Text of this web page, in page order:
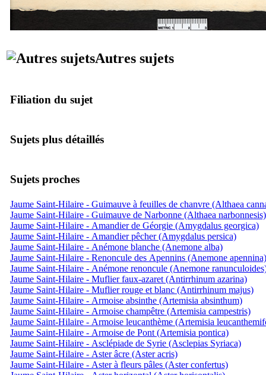
Autres sujets
Filiation du sujet
Sujets plus détaillés
Sujets proches
Jaume Saint-Hilaire - Guimauve à feuilles de chanvre (Althaea
Jaume Saint-Hilaire - Guimauve de Narbonne (Althaea narbonnesis)
Jaume Saint-Hilaire - Amandier de Géorgie (Amygdalus georgica)
Jaume Saint-Hilaire - Amandier pêcher (Amygdalus persica)
Jaume Saint-Hilaire - Anémone blanche (Anemone alba)
Jaume Saint-Hilaire - Renoncule des Apennins (Anemone apennina)
Jaume Saint-Hilaire - Anémone renoncule (Anemone
Jaume Saint-Hilaire - Muflier faux-azaret (Antirrhinum azarina)
Jaume Saint-Hilaire - Muflier rouge et blanc (Antirrhinum majus)
Jaume Saint-Hilaire - Armoise absinthe (Artemisia absinthum)
Jaume Saint-Hilaire - Armoise champêtre (Artemisia campestris)
Jaume Saint-Hilaire - Armoise leucanthème (Artemisia
Jaume Saint-Hilaire - Armoise de Pont (Artemisia pontica)
Jaume Saint-Hilaire - Asclépiade de Syrie (Asclepias Syriaca)
Jaume Saint-Hilaire - Aster âcre (Aster acris)
Jaume Saint-Hilaire - Aster à fleurs pâles (Aster confertus)